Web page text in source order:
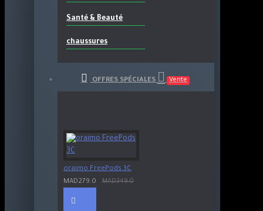
Santé & Beauté
chaussures
OFFRES SPÉCIALES Vente
oraimo FreePods 3C
MAD279.0
MAD349.0